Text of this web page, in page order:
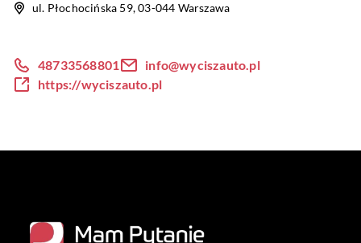
ul. Płochocińska 59, 03-044 Warszawa
48733568801
info@wyciszauto.pl
https://wyciszauto.pl